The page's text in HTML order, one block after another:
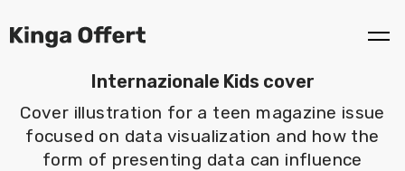
Internazionale Kids cover
Cover illustration for a teen magazine issue
focused on data visualization and how the
form of presenting data can influence